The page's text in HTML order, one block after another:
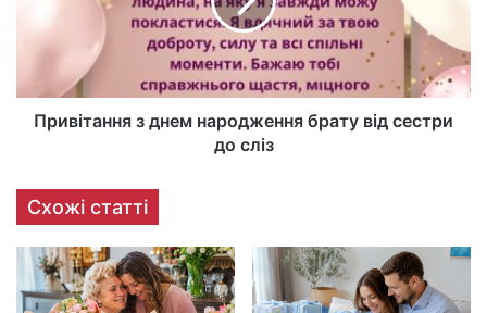
Привітання з днем народження брату від сестри
до сліз
Схожі статті